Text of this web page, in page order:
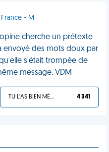
- M
cherche un prétexte
envoyé des mots doux par
s'était trompée de
message. VDM
TU L'AS BIEN MÉRITÉ 4 341